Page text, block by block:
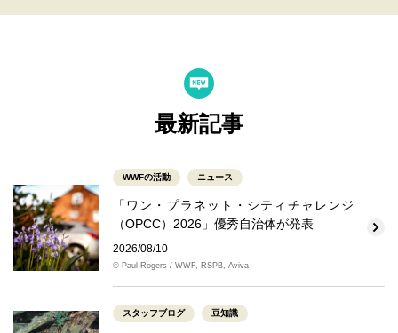
最新記事
WWFの活動 ニュース
「ワン・プラネット・シティチャレンジ
（OPCC）2026」優秀自治体が発表
2026/08/10
© Paul Rogers / WWF, RSPB, Aviva
スタッフブログ 豆知識